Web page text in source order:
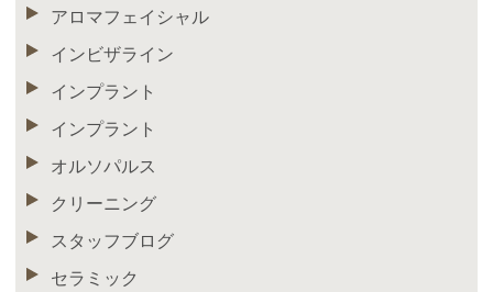
アロマフェイシャル
インビザライン
インプラント
インプラント
オルソパルス
クリーニング
スタッフブログ
セラミック